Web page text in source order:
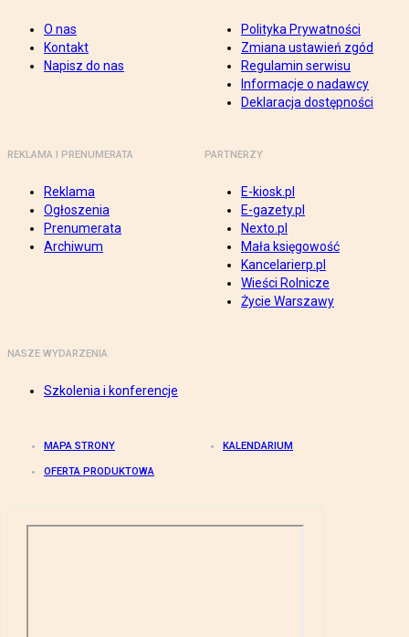
O nas
Kontakt
Napisz do nas
Polityka Prywatności
Zmiana ustawień zgód
Regulamin serwisu
Informacje o nadawcy
Deklaracja dostępności
REKLAMA I PRENUMERATA
Reklama
Ogłoszenia
Prenumerata
Archiwum
PARTNERZY
E-kiosk.pl
E-gazety.pl
Nexto.pl
Mała księgowość
Kancelarierp.pl
Wieści Rolnicze
Życie Warszawy
NASZE WYDARZENIA
Szkolenia i konferencje
MAPA STRONY KALENDARIUM
OFERTA PRODUKTOWA